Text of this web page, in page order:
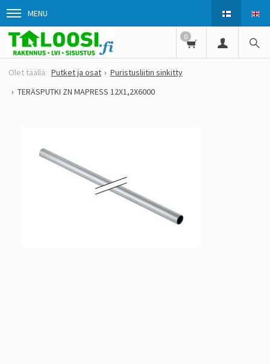
MENU
0
Putket ja osat
Puristusliitin sinkitty
TERÄSPUTKI ZN MAPRESS 12X1,2X6000